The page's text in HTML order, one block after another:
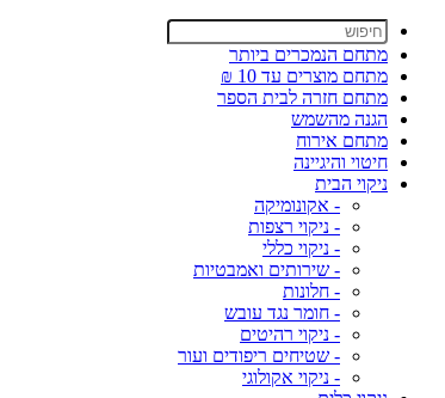
מתחם הנמכרים ביותר
מתחם מוצרים עד 10 ₪
מתחם חזרה לבית הספר
הגנה מהשמש
מתחם אירוח
חיטוי והיגיינה
ניקוי הבית
- אקונומיקה
- ניקוי רצפות
- ניקוי כללי
- שירותים ואמבטיות
- חלונות
- חומר נגד עובש
- ניקוי רהיטים
- שטיחים ריפודים ועור
- ניקוי אקולוגי